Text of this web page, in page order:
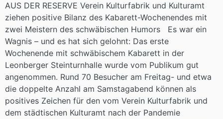
AUS DER RESERVE Verein Kulturfabrik und Kulturamt
ziehen positive Bilanz des Kabarett-Wochenendes mit
zwei Meistern des schwäbischen Humors Es war ein
Wagnis – und es hat sich gelohnt: Das erste
Wochenende mit schwäbischem Kabarett in der
Leonberger Steinturnhalle wurde vom Publikum gut
angenommen. Rund 70 Besucher am Freitag- und etwa
die doppelte Anzahl am Samstagabend können als
positives Zeichen für den vom Verein Kulturfabrik und
dem städtischen Kulturamt nach der Pandemie